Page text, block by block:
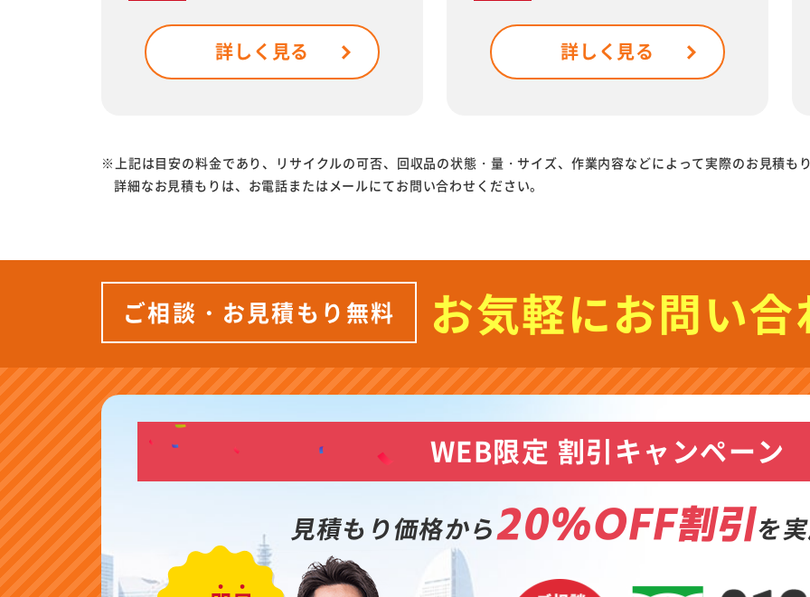
詳しく見る 詳しく見る
※上記は目安の料金であり、リサイクルの可否、回収品の状態・量・サイズ、作業内容などによって実際のお見積もり
詳細なお見積もりは、お電話またはメールにてお問い合わせください。
ご相談・お見積もり無料 お気軽にお問い合
WEB限定 割引キャンペーン
見積もり価格から20%OFF割引を